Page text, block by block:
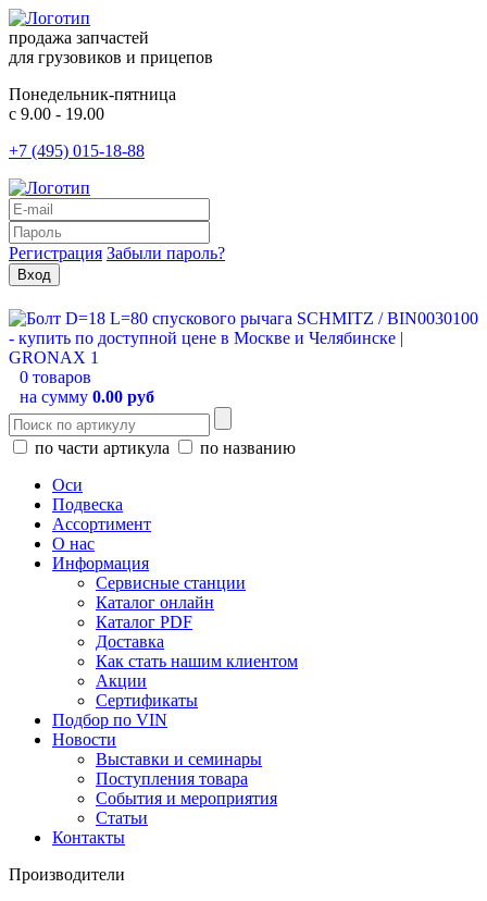
продажа запчастей
для грузовиков и прицепов
Понедельник-пятница
с 9.00 - 19.00
+7 (495) 015-18-88
Регистрация Забыли пароль?
0 товаров
на сумму 0.00 руб
по части артикула
по названию
Оси
Подвеска
Ассортимент
О нас
Информация
Сервисные станции
Каталог онлайн
Каталог PDF
Доставка
Как стать нашим клиентом
Акции
Сертификаты
Подбор по VIN
Новости
Выставки и семинары
Поступления товара
События и мероприятия
Статьи
Контакты
Производители